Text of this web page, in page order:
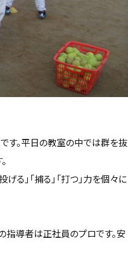
す。平日の教室の中では群を抜
る」「捕る」「打つ」力を個々に
指導者は正社員のプロです。安